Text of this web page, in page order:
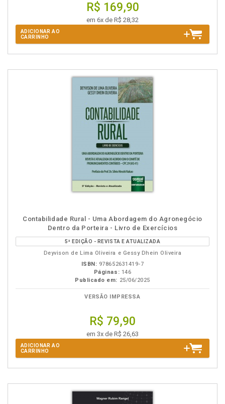
R$ 169,90
em 6x de R$ 28,32
ADICIONAR AO
CARRINHO
Contabilidade Rural - Uma Abordagem do Agronegócio
Dentro da Porteira - Livro de Exercícios
5ª EDIÇÃO - REVISTA E ATUALIZADA
Deyvison de Lima Oliveira e Gessy Dhein Oliveira
ISBN: 978652631419-7
Páginas: 146
Publicado em: 25/06/2025
VERSÃO IMPRESSA
R$ 79,90
em 3x de R$ 26,63
ADICIONAR AO
CARRINHO